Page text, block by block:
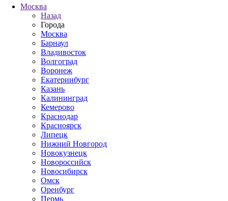
Москва
Назад
Города
Москва
Барнаул
Владивосток
Волгоград
Воронеж
Екатеринбург
Казань
Калининград
Кемерово
Краснодар
Красноярск
Липецк
Нижний Новгород
Новокузнецк
Новороссийск
Новосибирск
Омск
Оренбург
Пермь